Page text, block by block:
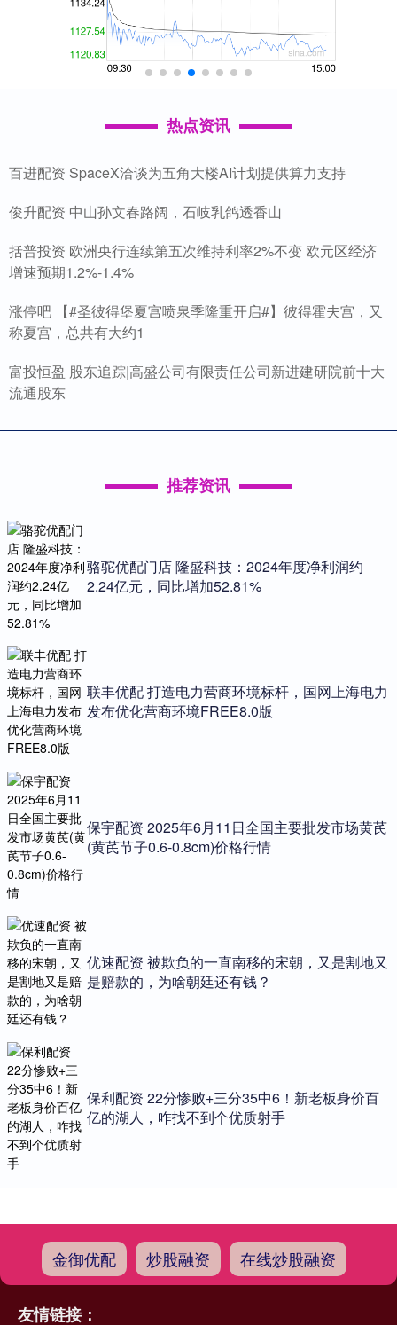
热点资讯
百进配资 SpaceX洽谈为五角大楼AI计划提供算力支持
俊升配资 中山孙文春路阔，石岐乳鸽透香山
括普投资 欧洲央行连续第五次维持利率2%不变 欧元区经济
增速预期1.2%-1.4%
涨停吧 【#圣彼得堡夏宫喷泉季隆重开启#】彼得霍夫宫，又
称夏宫，总共有大约1
富投恒盈 股东追踪|高盛公司有限责任公司新进建研院前十大
流通股东
推荐资讯
骆驼优配门店 隆盛科技：2024年度净利润约
2.24亿元，同比增加52.81%
联丰优配 打造电力营商环境标杆，国网上海电力
发布优化营商环境FREE8.0版
保宇配资 2025年6月11日全国主要批发市场黄芪
(黄芪节子0.6-0.8cm)价格行情
优速配资 被欺负的一直南移的宋朝，又是割地又
是赔款的，为啥朝廷还有钱？
保利配资 22分惨败+三分35中6！新老板身价百
亿的湖人，咋找不到个优质射手
金御优配 炒股融资 在线炒股融资
友情链接：